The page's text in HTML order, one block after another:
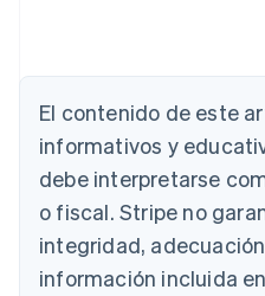
El contenido de este
informativos y
debe interpretarse
o fiscal. Stripe no
integridad,
información incluida
DeutschEnglish
English
Austria
DeutschEnglish
Bélgica
Nederlands FrançaisDeutsch
Brasil